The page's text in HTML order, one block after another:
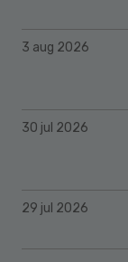
3 aug 2026
30 jul 2026
29 jul 2026